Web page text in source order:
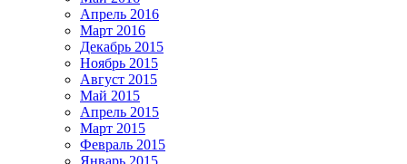
Апрель 2016
Март 2016
Декабрь 2015
Ноябрь 2015
Август 2015
Май 2015
Апрель 2015
Март 2015
Февраль 2015
Январь 2015